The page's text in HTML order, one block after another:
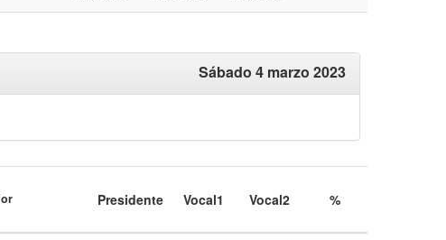
Sábado 4 marzo 2023
Presidente Vocal1 Vocal2 %